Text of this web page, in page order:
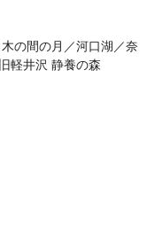
の間の月／河口湖／奈
軽井沢 静養の森